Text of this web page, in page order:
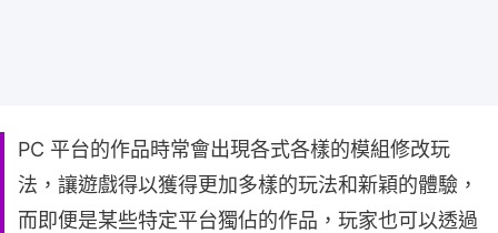
PC 平台的作品時常會出現各式各樣的模組修改玩
法，讓遊戲得以獲得更加多樣的玩法和新穎的體驗，
而即便是某些特定平台獨佔的作品，玩家也可以透過